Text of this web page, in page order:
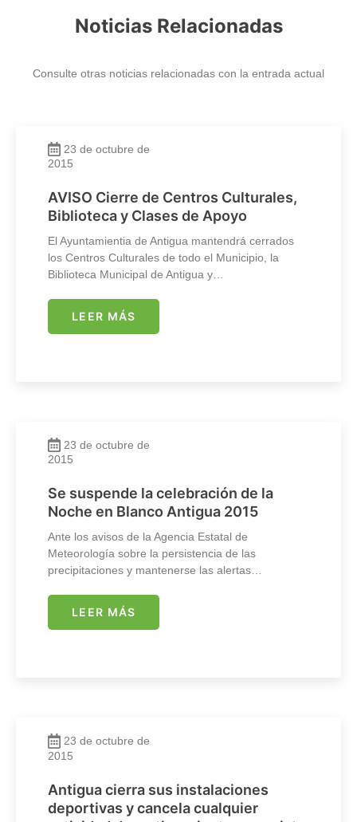
Noticias Relacionadas
Consulte otras noticias relacionadas con la entrada actual
23 de octubre de
2015
AVISO Cierre de Centros Culturales,
Biblioteca y Clases de Apoyo
El Ayuntamientia de Antigua mantendrá cerrados
los Centros Culturales de todo el Municipio, la
Biblioteca Municipal de Antigua y…
LEER MÁS
23 de octubre de
2015
Se suspende la celebración de la
Noche en Blanco Antigua 2015
Ante los avisos de la Agencia Estatal de
Meteorología sobre la persistencia de las
precipitaciones y mantenerse las alertas…
LEER MÁS
23 de octubre de
2015
Antigua cierra sus instalaciones
deportivas y cancela cualquier